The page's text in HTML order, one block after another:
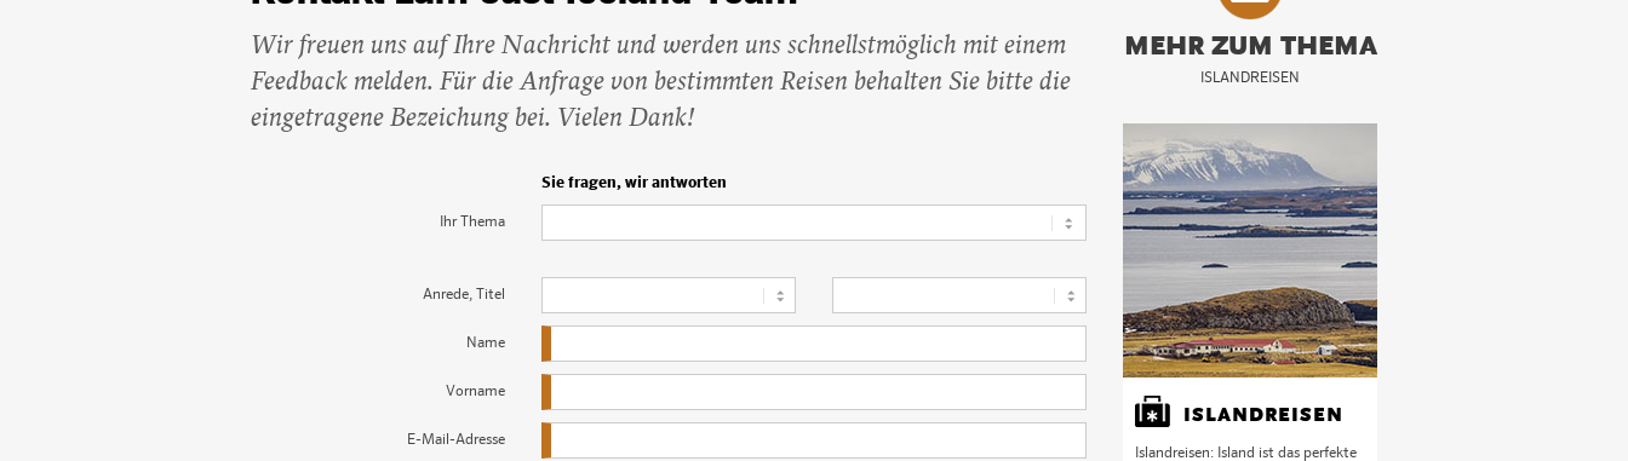
Camping auf Island
Island Urlaub
Wir freuen uns auf Ihre Nachricht und werden uns schnellstmöglich mit einem
Feedback melden. Für die Anfrage von bestimmten Reisen behalten Sie bitte die
eingetragene Bezeichung bei. Vielen Dank!
Sie fragen, wir antworten
Ihr Thema
Anrede, Titel title
Name
Vorname
E-Mail-Adresse
MEHR ZUM THEMA
ISLANDREISEN
ISLANDREISEN
Islandreisen: Island ist das perfekte